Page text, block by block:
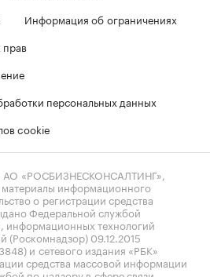
Информация об ограничениях
персональных данных
cookie
«РОСБИЗНЕСКОНСАЛТИНГ»,
материалы информационного
о регистрации средства
Федеральной службой
информационных технологий
(Роскомнадзор) 09.12.2015
и сетевого издания «РБК»
средства массовой информации